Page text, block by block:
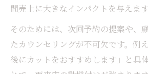
間売上に大きなインパクトを与えます
そのためには、次回予約の提案や、
たカウンセリングが不可欠です。例
後にカットをおすすめします」と具